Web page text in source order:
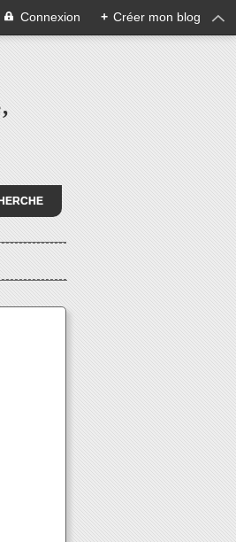
Connexion + Créer mon blog